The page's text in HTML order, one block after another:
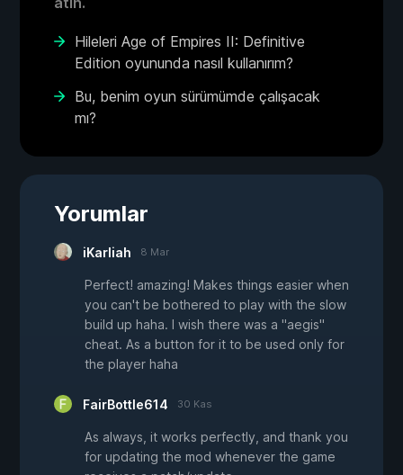
Hileleri Age of Empires II: Definitive
Edition oyununda nasıl kullanırım?
Bu, benim oyun sürümümde çalışacak
mı?
Yorumlar
iKarliah 8 Mar
Perfect! amazing! Makes things easier when
you can't be bothered to play with the slow
build up haha. I wish there was a "aegis"
cheat. As a button for it to be used only for
the player haha
FairBottle614 30 Kas
As always, it works perfectly, and thank you
for updating the mod whenever the game